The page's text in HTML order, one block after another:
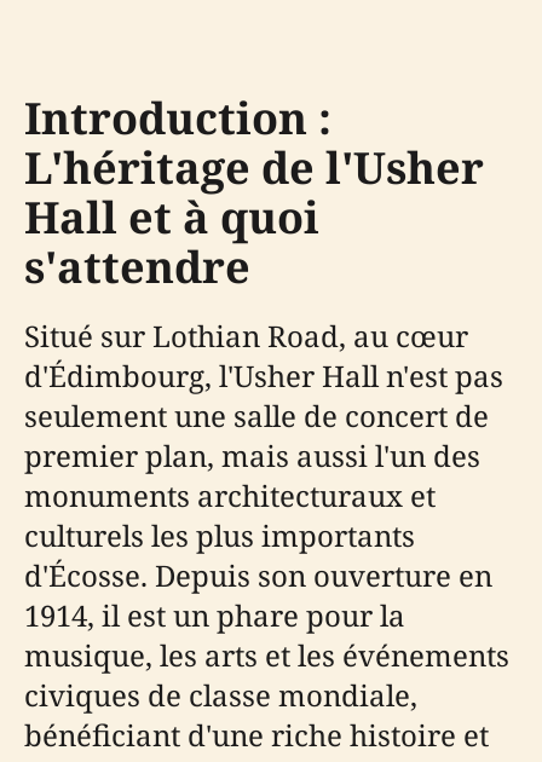
Introduction :
L'héritage de l'Usher
Hall et à quoi
s'attendre
Situé sur Lothian Road, au cœur
d'Édimbourg, l'Usher Hall n'est pas
seulement une salle de concert de
premier plan, mais aussi l'un des
monuments architecturaux et
culturels les plus importants
d'Écosse. Depuis son ouverture en
1914, il est un phare pour la
musique, les arts et les événements
civiques de classe mondiale,
bénéficiant d'une riche histoire et